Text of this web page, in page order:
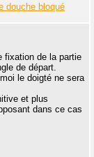
douche bloqué
fixation de la partie
de départ.
le doigté ne sera
et plus
dans ce cas